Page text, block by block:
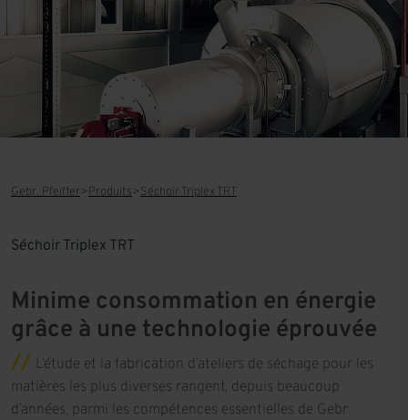
Gebr. Pfeiffer Produits Séchoir Triplex TRT
Séchoir Triplex TRT
Minime consommation en énergie
grâce à une technologie éprouvée
L’étude et la fabrication d’ateliers de séchage pour les
matières les plus diverses rangent, depuis beaucoup
d’années, parmi les compétences essentielles de Gebr.